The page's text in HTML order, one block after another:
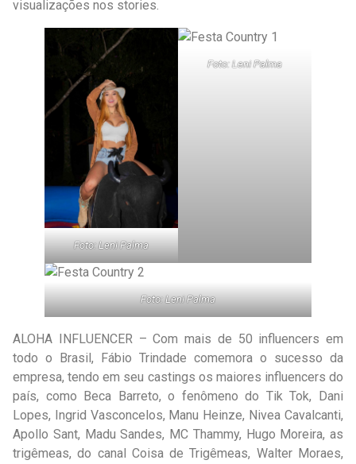
visualizações nos stories.
Foto: Leni Palma
Foto: Leni Palma
Foto: Leni Palma
ALOHA INFLUENCER – Com mais de 50 influencers em
todo o Brasil, Fábio Trindade comemora o sucesso da
empresa, tendo em seu castings os maiores influencers do
país, como Beca Barreto, o fenômeno do Tik Tok, Dani
Lopes, Ingrid Vasconcelos, Manu Heinze, Nivea Cavalcanti,
Apollo Sant, Madu Sandes, MC Thammy, Hugo Moreira, as
trigêmeas, do canal Coisa de Trigêmeas, Walter Moraes,